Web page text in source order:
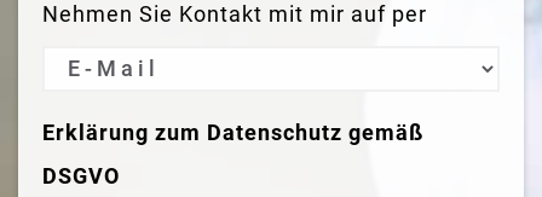
Nehmen Sie Kontakt mit mir auf per
Erklärung zum Datenschutz gemäß
DSGVO